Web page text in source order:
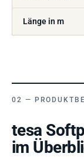
Länge in m
tesa
im